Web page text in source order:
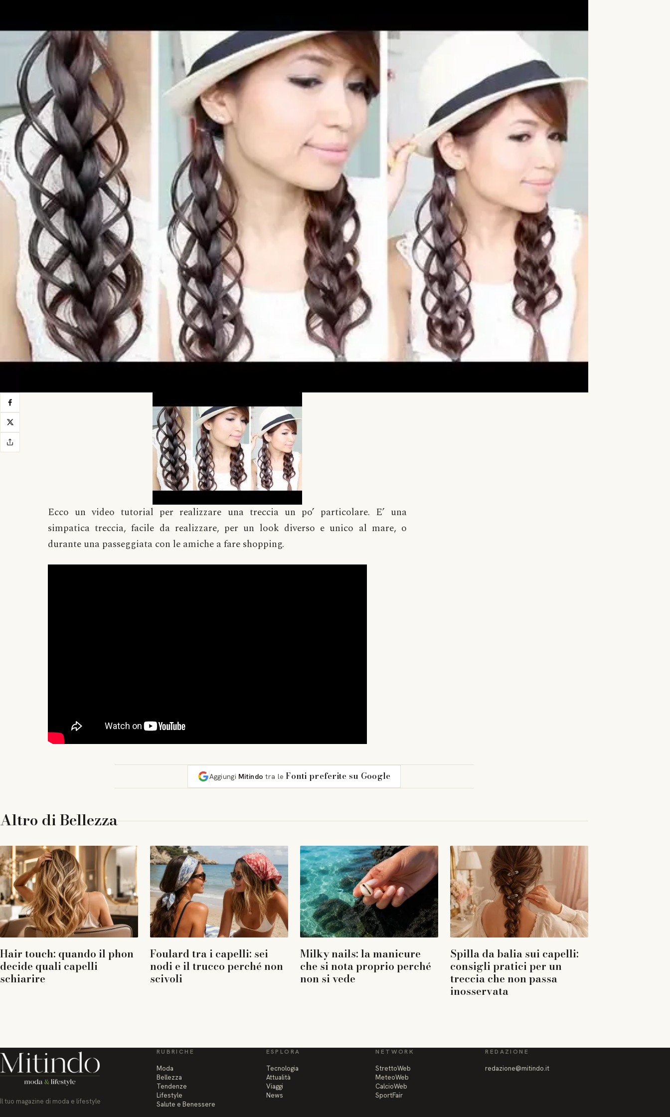
Ecco un video tutorial per realizzare una treccia un po’ particolare. E’ una
simpatica treccia, facile da realizzare, per un look diverso e unico al mare, o
durante una passeggiata con le amiche a fare shopping.
Aggiungi Mitindo tra le Fonti preferite su Google
Altro diBellezza
Hair touch: quando il phon
decide quali capelli
schiarire
Foulard tra i capelli: sei
nodi e il trucco perché non
scivoli
Milky nails: la manicure
che si nota proprio perché
non si vede
Spilla da balia sui capelli:
consigli pratici per un
treccia che non passa
inosservata
Il tuo magazine di moda e lifestyle
RUBRICHE
Moda
Bellezza
Tendenze
Lifestyle
Salute e Benessere
ESPLORA
Tecnologia
Attualità
Viaggi
News
NETWORK
StrettoWeb
MeteoWeb
CalcioWeb
SportFair
REDAZIONE
redazione@mitindo.it